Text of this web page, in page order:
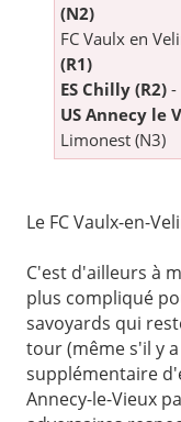
(N2)
FC Vaulx en
(R1)
ES Chilly (R2) -
US Annecy le
Limonest (N3)
Le FC Vaulx-en-
C'est d'ailleurs à
plus compliqué
savoyards qui
tour (même s'il y
supplémentaire
Annecy-le-Vieux